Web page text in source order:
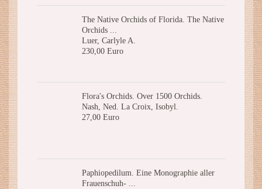
The Native Orchids of Florida. The Native
Orchids ...
Luer, Carlyle A.
230,00 Euro
Flora's Orchids. Over 1500 Orchids.
Nash, Ned. La Croix, Isobyl.
27,00 Euro
Paphiopedilum. Eine Monographie aller
Frauenschuh- ...